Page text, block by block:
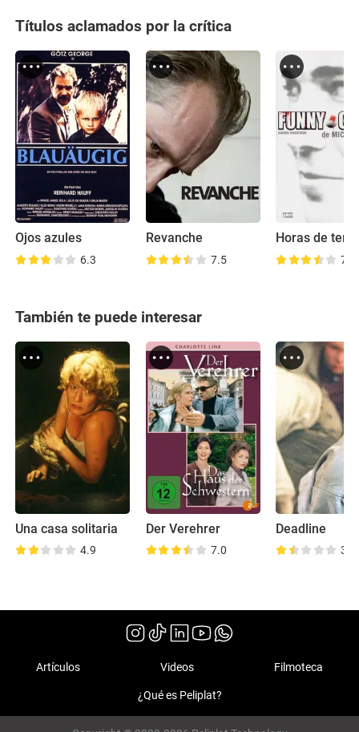
Títulos aclamados por la crítica
Ojos azules
6.3
Revanche
7.5
Horas de
7.5
También te puede interesar
Una casa solitaria
4.9
Der Verehrer
7.0
Deadline
3.5
Artículos Videos Filmoteca
¿Qué es Peliplat?